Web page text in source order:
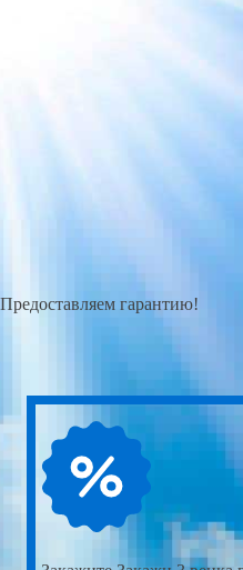
Предоставляем гарантию!